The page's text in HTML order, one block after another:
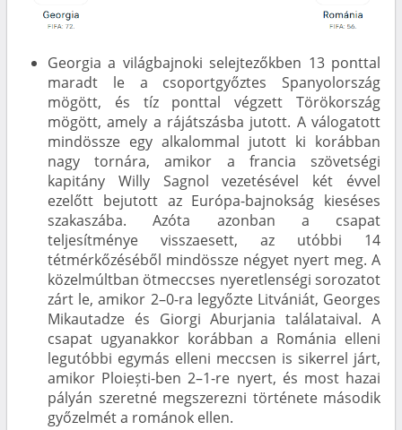
Georgia a világbajnoki selejtezőkben 13 ponttal
maradt le a csoportgyőztes Spanyolország
mögött, és tíz ponttal végzett Törökország
mögött, amely a rájátszásba jutott. A válogatott
mindössze egy alkalommal jutott ki korábban
nagy tornára, amikor a francia szövetségi
kapitány Willy Sagnol vezetésével két évvel
ezelőtt bejutott az Európa-bajnokság kieséses
szakaszába. Azóta azonban a csapat
teljesítménye visszaesett, az utóbbi 14
tétmérkőzéséből mindössze négyet nyert meg. A
közelmúltban ötmeccses nyeretlenségi sorozatot
zárt le, amikor 2–0-ra legyőzte Litvániát, Georges
Mikautadze és Giorgi Aburjania találataival. A
csapat ugyanakkor korábban a Románia elleni
legutóbbi egymás elleni meccsen is sikerrel járt,
amikor Ploiești-ben 2–1-re nyert, és most hazai
pályán szeretné megszerezni története második
győzelmét a románok ellen.